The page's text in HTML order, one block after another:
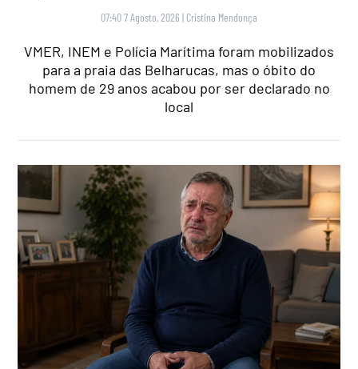
07:40 7 Agosto, 2026 | Cristina Mendonça
VMER, INEM e Polícia Marítima foram mobilizados
para a praia das Belharucas, mas o óbito do
homem de 29 anos acabou por ser declarado no
local